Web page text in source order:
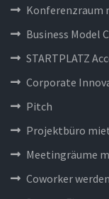
Konferenzraum
Business Model
STARTPLATZ
Corporate
Pitch
Projektbüro
Meetingräume
Coworker werden